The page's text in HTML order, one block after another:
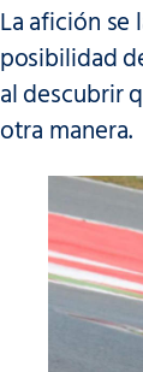
La afición se
posibilidad
al descubrir
otra manera.